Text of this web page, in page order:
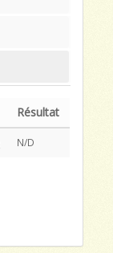
Résultat
N/D